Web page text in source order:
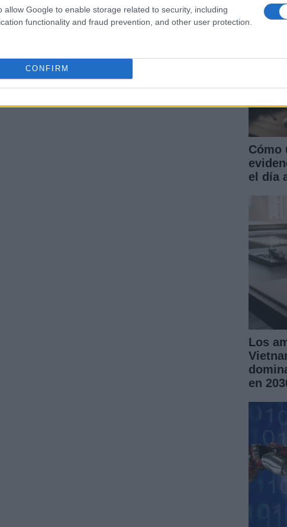
allow Google to enable storage related to security, including
functionality and fraud prevention, and other user protection.
CONFIRM
ARTÍCULO SIGUIENTE
Cómo
el día
Los
en